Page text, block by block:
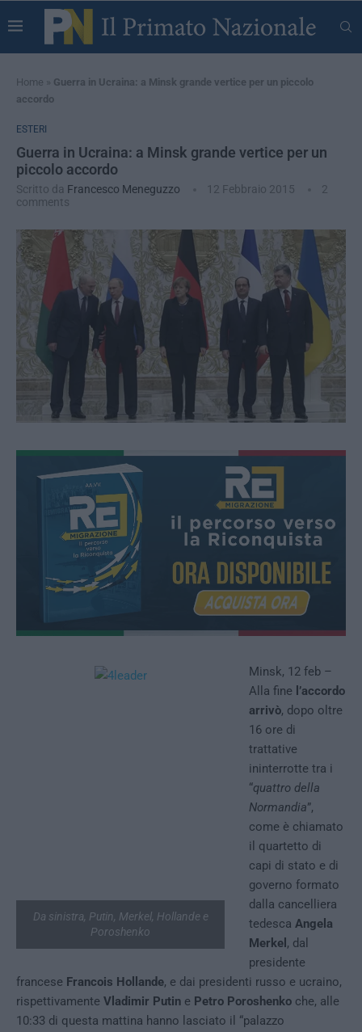
Home » Guerra in Ucraina: a Minsk grande vertice per un piccolo
accordo
ESTERI
Guerra in Ucraina: a Minsk grande vertice per un
piccolo accordo
Scritto da Francesco Meneguzzo 12 Febbraio 2015
2
comments
Da sinistra, Putin, Merkel, Hollande e
Poroshenko
Minsk, 12 feb –
Alla fine l’accordo
arrivò, dopo oltre
16 ore di
trattative
ininterrotte tra i
“quattro della
Normandia”,
come è chiamato
il quartetto di
capi di stato e di
governo formato
dalla cancelliera
tedesca Angela
Merkel , dal
presidente
francese Francois Hollande, e dai presidenti russo e ucraino,
rispettivamente Vladimir Putin e Petro Poroshenko che, alle
10:33 di questa mattina hanno lasciato il “palazzo